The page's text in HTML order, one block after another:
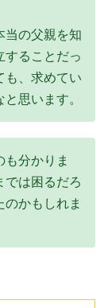
当の父親を知
することだっ
も、求めてい
思います。
分かりま
では困るだろ
かもしれま